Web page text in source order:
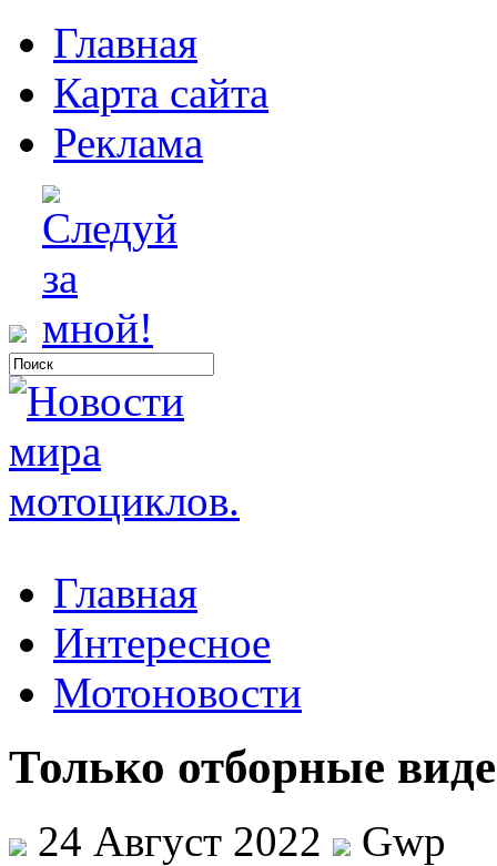
Главная
Карта сайта
Реклама
Главная
Интересное
Мотоновости
Только отборные
24 Август 2022
Gwp